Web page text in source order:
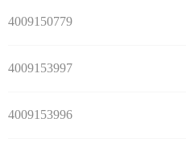
4009150779
4009153997
4009153996